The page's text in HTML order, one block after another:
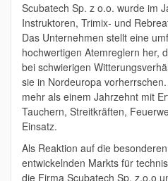
Scubatech Sp. z o.o. wurde im
Instruktoren, Trimix- und
Das Unternehmen stellt eine
hochwertigen Atemreglern her,
bei schwierigen
sie in Nordeuropa
mehr als einem Jahrzehnt mit
Tauchern, Streitkräften,
Einsatz.
Als Reaktion auf die
entwickelnden Markts für
die Firma Scubatech Sp. z.o.o